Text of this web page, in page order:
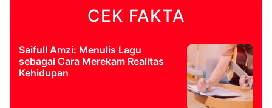
CEK FAKTA
Saifull Amzi: Menulis Lagu
sebagai Cara Merekam Realitas
Kehidupan